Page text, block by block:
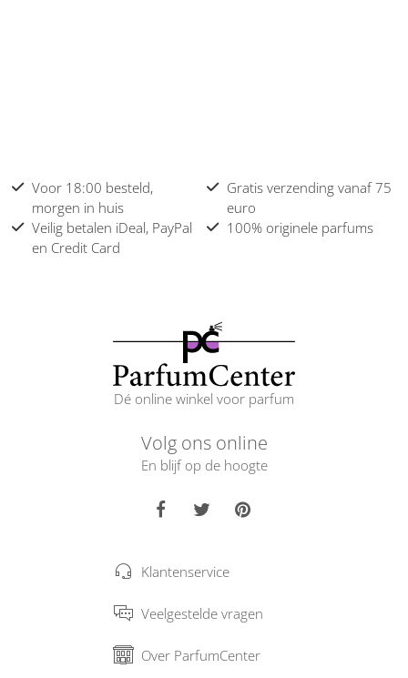
Voor 18:00 besteld,
morgen in huis
Gratis verzending vanaf 75
euro
Veilig betalen iDeal, PayPal
en Credit Card
100% originele parfums
Dé online winkel voor parfum
Volg ons online
En blijf op de hoogte
Klantenservice
Veelgestelde vragen
Over ParfumCenter